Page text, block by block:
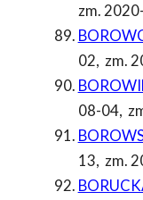
zm.
02, zm.
08-04,
13, zm.